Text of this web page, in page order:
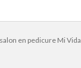
en pedicure Mi Vida